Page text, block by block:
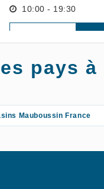
10:00 - 19:30
EN
RENDRE
10:00 - 19:30
pays
Mauboussin France